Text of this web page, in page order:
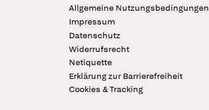
Allgemeine Nutzungsbedingungen
Impressum
Datenschutz
Widerrufsrecht
Netiquette
Erklärung zur Barrierefreiheit
Cookies & Tracking